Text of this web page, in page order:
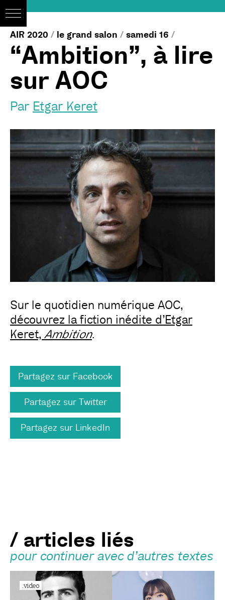
AIR 2020 / le grand salon / samedi 16 /
“Ambition”, à lire
sur AOC
Par Etgar Keret
Sur le quotidien numérique AOC,
découvrez la fiction inédite d’Etgar
Keret,Ambition.
Partagez sur Facebook
Partagez sur Twitter
Partagez sur LinkedIn
/ articles liés
pour continuer avec d’autres textes
.video